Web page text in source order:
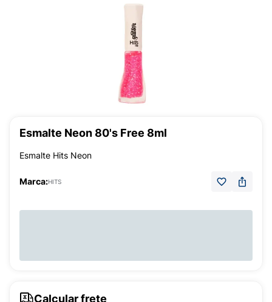
Esmalte Neon 80's Free 8ml
Esmalte Hits Neon
Marca:HITS
Calcular frete